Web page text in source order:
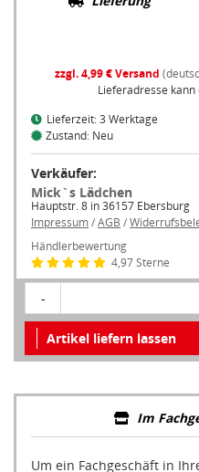
Lieferadresse kann
Lieferzeit: 3 Werktage
Zustand: Neu
Verkäufer:
Mick`s Lädchen
Hauptstr. 8 in 36157 Ebersburg
Impressum/AGB/
Händlerbewertung
-
Artikel liefern lassen
Im
Um ein Fachgeschäft in
Sie Google Maps aktivieren.